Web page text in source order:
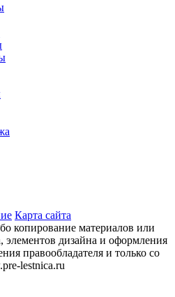
Карта сайта
копирование материалов или
элементов дизайна и оформления
правообладателя и только со
lestnica.ru